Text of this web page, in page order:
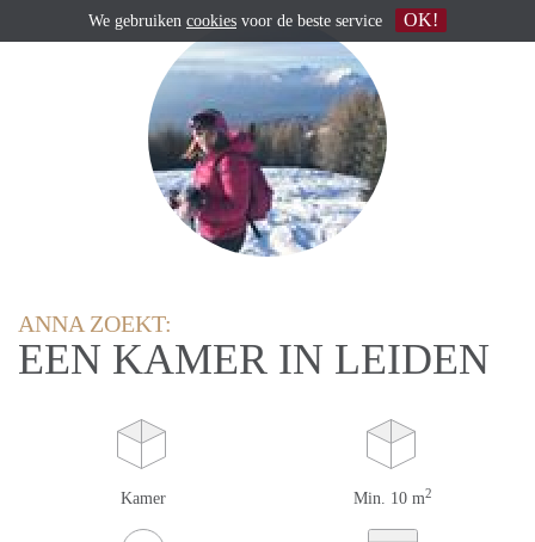
ANNA ZOEKT:
EEN KAMER IN LEIDEN
Kamer Min. 10 m2
We gebruiken cookies voor de beste service OK!